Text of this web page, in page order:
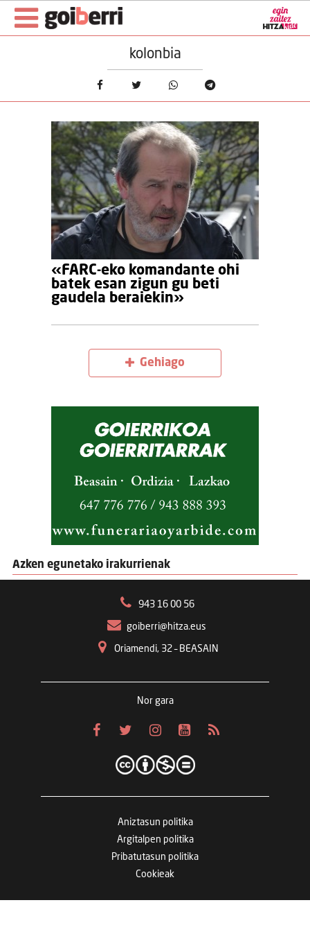
kolonbia
«FARC-eko komandante ohi
batek esan zigun gu beti
gaudela beraiekin»
Gehiago
Azken egunetako irakurrienak
943 16 00 56
goiberri@hitza.eus
Oriamendi, 32 – BEASAIN
Nor gara
Aniztasun politika
Argitalpen politika
Pribatutasun politika
Cookieak